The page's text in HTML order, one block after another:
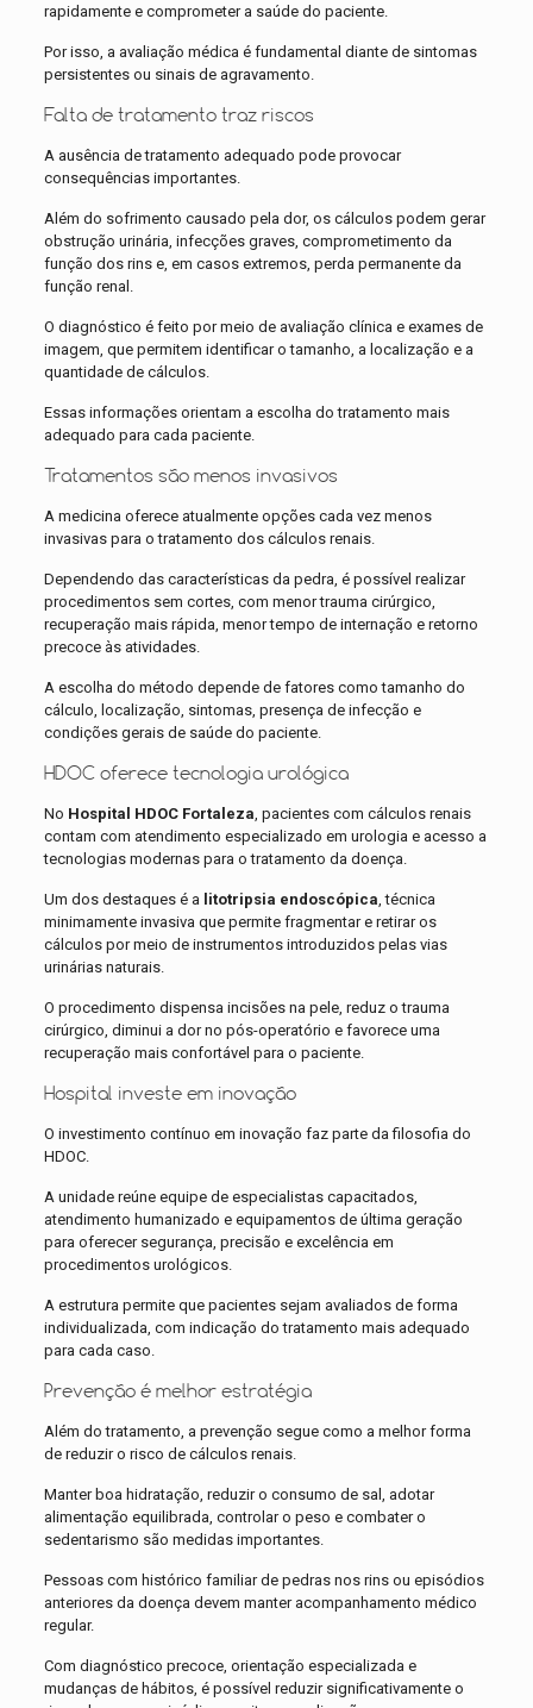
rapidamente e comprometer a saúde do paciente.
Por isso, a avaliação médica é fundamental diante de sintomas
persistentes ou sinais de agravamento.
Falta de tratamento traz riscos
A ausência de tratamento adequado pode provocar
consequências importantes.
Além do sofrimento causado pela dor, os cálculos podem gerar
obstrução urinária, infecções graves, comprometimento da
função dos rins e, em casos extremos, perda permanente da
função renal.
O diagnóstico é feito por meio de avaliação clínica e exames de
imagem, que permitem identificar o tamanho, a localização e a
quantidade de cálculos.
Essas informações orientam a escolha do tratamento mais
adequado para cada paciente.
Tratamentos são menos invasivos
A medicina oferece atualmente opções cada vez menos
invasivas para o tratamento dos cálculos renais.
Dependendo das características da pedra, é possível realizar
procedimentos sem cortes, com menor trauma cirúrgico,
recuperação mais rápida, menor tempo de internação e retorno
precoce às atividades.
A escolha do método depende de fatores como tamanho do
cálculo, localização, sintomas, presença de infecção e
condições gerais de saúde do paciente.
HDOC oferece tecnologia urológica
No Hospital HDOC Fortaleza , pacientes com cálculos renais
contam com atendimento especializado em urologia e acesso a
tecnologias modernas para o tratamento da doença.
Um dos destaques é a litotripsia endoscópica , técnica
minimamente invasiva que permite fragmentar e retirar os
cálculos por meio de instrumentos introduzidos pelas vias
urinárias naturais.
O procedimento dispensa incisões na pele, reduz o trauma
cirúrgico, diminui a dor no pós-operatório e favorece uma
recuperação mais confortável para o paciente.
Hospital investe em inovação
O investimento contínuo em inovação faz parte da filosofia do
HDOC.
A unidade reúne equipe de especialistas capacitados,
atendimento humanizado e equipamentos de última geração
para oferecer segurança, precisão e excelência em
procedimentos urológicos.
A estrutura permite que pacientes sejam avaliados de forma
individualizada, com indicação do tratamento mais adequado
para cada caso.
Prevenção é melhor estratégia
Além do tratamento, a prevenção segue como a melhor forma
de reduzir o risco de cálculos renais.
Manter boa hidratação, reduzir o consumo de sal, adotar
alimentação equilibrada, controlar o peso e combater o
sedentarismo são medidas importantes.
Pessoas com histórico familiar de pedras nos rins ou episódios
anteriores da doença devem manter acompanhamento médico
regular.
Com diagnóstico precoce, orientação especializada e
mudanças de hábitos, é possível reduzir significativamente o